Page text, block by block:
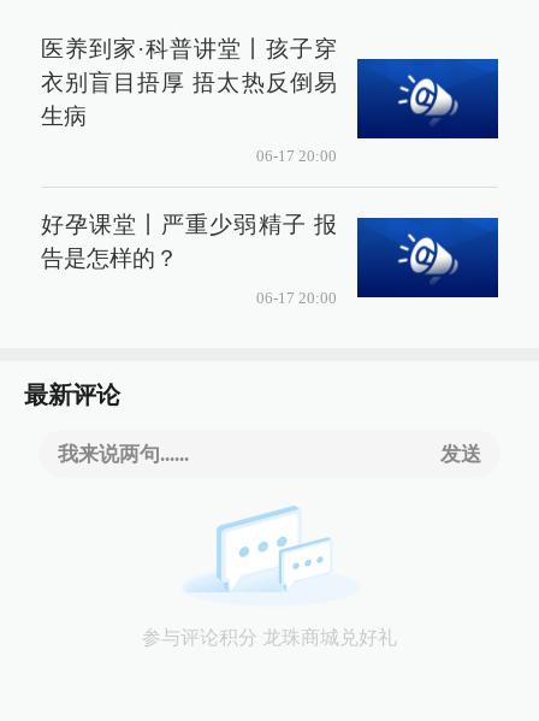
医养到家·科普讲堂丨孩子穿
衣别盲目捂厚 捂太热反倒易
生病
06-17 20:00
好孕课堂丨严重少弱精子 报
告是怎样的？
06-17 20:00
最新评论
我来说两句...... 发送
参与评论积分 龙珠商城兑好礼